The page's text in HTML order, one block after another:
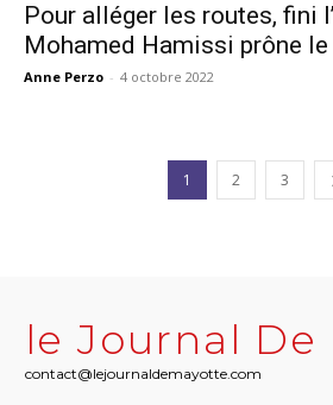
Pour alléger les routes, fini
Mohamed Hamissi prône
Anne Perzo - 4 octobre 2022
1 2 3
le Journal De
contact@lejournaldemayotte.com